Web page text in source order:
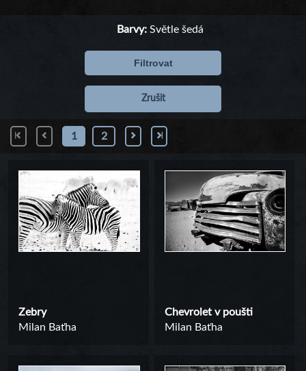
Barvy: Světle šedá
Filtrovat
Zrušit
1 2
Zebry
Milan Baťha
Chevrolet v poušti
Milan Baťha